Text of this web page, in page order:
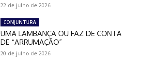
22 de julho de 2026
CONJUNTURA
UMA LAMBANÇA OU FAZ DE CONTA
DE “ARRUMAÇÃO”
20 de julho de 2026